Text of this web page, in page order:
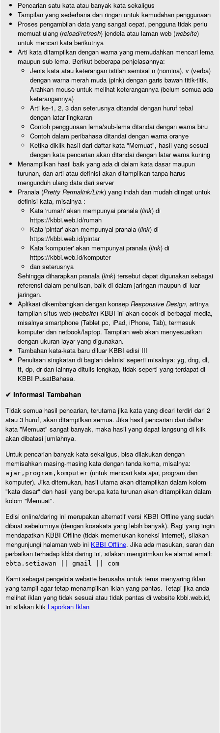
Pencarian satu kata atau banyak kata sekaligus
Tampilan yang sederhana dan ringan untuk kemudahan penggunaan
Proses pengambilan data yang sangat cepat, pengguna tidak perlu
memuat ulang (reload/refresh) jendela atau laman web (website)
untuk mencari kata berikutnya
Arti kata ditampilkan dengan warna yang memudahkan mencari lema
maupun sub lema. Berikut beberapa penjelasannya:
Jenis kata atau keterangan istilah semisal n (nomina), v (verba)
dengan warna merah muda (pink) dengan garis bawah titik-titik.
Arahkan mouse untuk melihat keterangannya (belum semua ada
keterangannya)
Arti ke-1, 2, 3 dan seterusnya ditandai dengan huruf tebal
dengan latar lingkaran
Contoh penggunaan lema/sub-lema ditandai dengan warna biru
Contoh dalam peribahasa ditandai dengan warna oranye
Ketika diklik hasil dari daftar kata "Memuat", hasil yang sesuai
dengan kata pencarian akan ditandai dengan latar warna kuning
Menampilkan hasil baik yang ada di dalam kata dasar maupun
turunan, dan arti atau definisi akan ditampilkan tanpa harus
mengunduh ulang data dari server
Pranala (Pretty Permalink/Link) yang indah dan mudah diingat untuk
definisi kata, misalnya :
Kata 'rumah' akan mempunyai pranala (link) di
https://kbbi.web.id/rumah
Kata 'pintar' akan mempunyai pranala (link) di
https://kbbi.web.id/pintar
Kata 'komputer' akan mempunyai pranala (link) di
https://kbbi.web.id/komputer
dan seterusnya
Sehingga diharapkan pranala (link) tersebut dapat digunakan sebagai
referensi dalam penulisan, baik di dalam jaringan maupun di luar
jaringan.
Aplikasi dikembangkan dengan konsep Responsive Design, artinya
tampilan situs web (website) KBBI ini akan cocok di berbagai media,
misalnya smartphone (Tablet pc, iPad, iPhone, Tab), termasuk
komputer dan netbook/laptop. Tampilan web akan menyesuaikan
dengan ukuran layar yang digunakan.
Tambahan kata-kata baru diluar KBBI edisi III
Penulisan singkatan di bagian definisi seperti misalnya: yg, dng, dl,
tt, dp, dr dan lainnya ditulis lengkap, tidak seperti yang terdapat di
KBBI PusatBahasa.
✔ Informasi Tambahan
Tidak semua hasil pencarian, terutama jika kata yang dicari terdiri dari 2
atau 3 huruf, akan ditampilkan semua. Jika hasil pencarian dari daftar
kata "Memuat" sangat banyak, maka hasil yang dapat langsung di klik
akan dibatasi jumlahnya.
Untuk pencarian banyak kata sekaligus, bisa dilakukan dengan
memisahkan masing-masing kata dengan tanda koma, misalnya:
ajar,program,komputer (untuk mencari kata ajar, program dan
komputer). Jika ditemukan, hasil utama akan ditampilkan dalam kolom
"kata dasar" dan hasil yang berupa kata turunan akan ditampilkan dalam
kolom "Memuat".
Edisi online/daring ini merupakan alternatif versi KBBI Offline yang sudah
dibuat sebelumnya (dengan kosakata yang lebih banyak). Bagi yang ingin
mendapatkan KBBI Offline (tidak memerlukan koneksi internet), silakan
mengunjungi halaman web ini KBBI Offline. Jika ada masukan, saran dan
perbaikan terhadap kbbi daring ini, silakan mengirimkan ke alamat email:
ebta.setiawan || gmail || com
Kami sebagai pengelola website berusaha untuk terus menyaring iklan
yang tampil agar tetap menampilkan iklan yang pantas. Tetapi jika anda
melihat iklan yang tidak sesuai atau tidak pantas di website kbbi.web.id,
ini silakan klik Laporkan Iklan